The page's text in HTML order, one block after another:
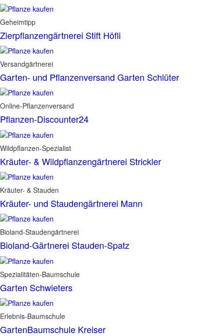
Geheimtipp
Zierpflanzengärtnerei Stift Höfli
Versandgärtnerei
Garten- und Pflanzenversand Garten Schlüter
Online-Pflanzenversand
Pflanzen-Discounter24
Wildpflanzen-Spezialist
Kräuter- & Wildpflanzengärtnerei Strickler
Kräuter- & Stauden
Kräuter- und Staudengärtnerei Mann
Bioland-Staudengärtnerei
Bioland-Gärtnerei Stauden-Spatz
Spezialitäten-Baumschule
Garten Schwieters
Erlebnis-Baumschule
GartenBaumschule Kreiser